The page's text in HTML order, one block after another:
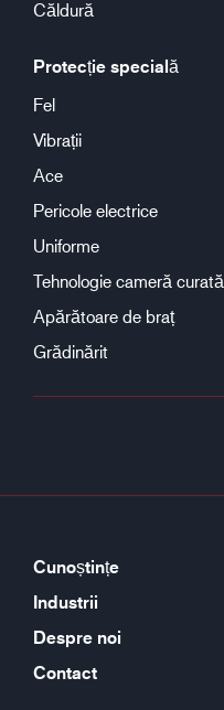
Căldură
Protecție specială
Fel
Vibrații
Ace
Pericole electrice
Uniforme
Tehnologie cameră curată
Apărătoare de braț
Grădinărit
Cunoștințe
Industrii
Despre noi
Contact